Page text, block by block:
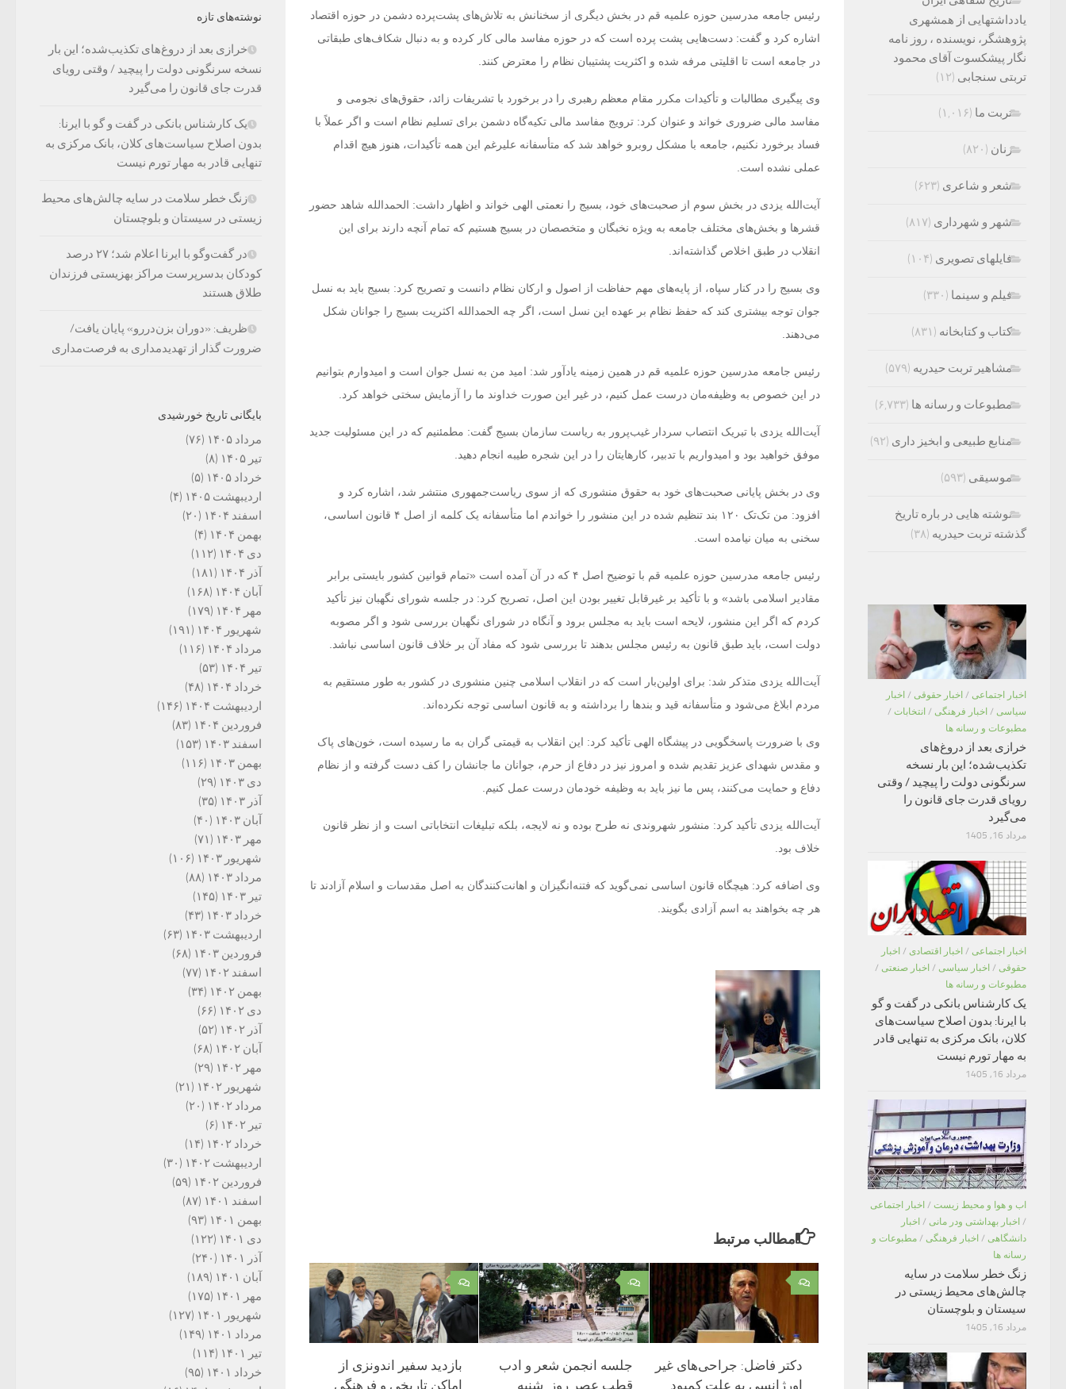
رئیس جامعه مدرسین حوزه علمیه قم در بخش دیگری از سخنانش به تلاش‌های پشت‌پرده دشمن در حوزه اقتصاد
اشاره کرد و گفت: دست‌هایی پشت پرده است که در حوزه مفاسد مالی کار کرده و به دنبال شکاف‌های طبقاتی
در جامعه است تا اقلیتی مرفه شده و اکثریت پشتیبان نظام را معترض کنند.
وی پیگیری مطالبات و تأکیدات مکرر مقام معظم رهبری را در برخورد با تشریفات زائد، حقوق‌های نجومی و
مفاسد مالی ضروری خواند و عنوان کرد: ترویج مفاسد مالی تکیه‌گاه دشمن برای تسلیم نظام است و اگر عملاً با
فساد برخورد نکنیم، جامعه با مشکل روبرو خواهد شد که متأسفانه علیرغم این همه تأکیدات، هنوز هیچ اقدام
عملی نشده است.
آیت‌الله یزدی در بخش سوم از صحبت‌های خود، بسیج را نعمتی الهی خواند و اظهار داشت: الحمدالله شاهد حضور
قشرها و بخش‌های مختلف جامعه به ویژه نخبگان و متخصصان در بسیج هستیم که تمام آنچه دارند برای این
انقلاب در طبق اخلاص گذاشته‌اند.
وی بسیج را در کنار سپاه، از پایه‌های مهم حفاظت از اصول و ارکان نظام دانست و تصریح کرد: بسیج باید به نسل
جوان توجه بیشتری کند که حفظ نظام بر عهده این نسل است، اگر چه الحمدالله اکثریت بسیج را جوانان شکل
می‌دهند.
رئیس جامعه مدرسین حوزه علمیه قم در همین زمینه یادآور شد: امید من به نسل جوان است و امیدوارم بتوانیم
در این خصوص به وظیفه‌مان درست عمل کنیم، در غیر این صورت خداوند ما را آزمایش سختی خواهد کرد.
آیت‌الله یزدی با تبریک انتصاب سردار غیب‌پرور به ریاست سازمان بسیج گفت: مطمئنیم که در این مسئولیت جدید
موفق خواهید بود و امیدواریم با تدبیر، کارهایتان را در این شجره طیبه انجام دهید.
وی در بخش پایانی صحبت‌های خود به حقوق منشوری که از سوی ریاست‌جمهوری منتشر شد، اشاره کرد و
افزود: من تک‌تک ۱۲۰ بند تنظیم شده در این منشور را خواندم اما متأسفانه یک کلمه از اصل ۴ قانون اساسی،
سخنی به میان نیامده است.
رئیس جامعه مدرسین حوزه علمیه قم با توضیح اصل ۴ که در آن آمده است «تمام قوانین کشور بایستی برابر
مقادیر اسلامی باشد» و با تأکید بر غیرقابل تغییر بودن این اصل، تصریح کرد: در جلسه شورای نگهبان نیز تأکید
کردم که اگر این منشور، لایحه است باید به مجلس برود و آنگاه در شورای نگهبان بررسی شود و اگر مصوبه
دولت است، باید طبق قانون به رئیس مجلس بدهند تا بررسی شود که مفاد آن بر خلاف قانون اساسی نباشد.
آیت‌الله یزدی متذکر شد: برای اولین‌بار است که در انقلاب اسلامی چنین منشوری در کشور به طور مستقیم به
مردم ابلاغ می‌شود و متأسفانه قید و بندها را برداشته و به قانون اساسی توجه نکرده‌اند.
وی با ضرورت پاسخگویی در پیشگاه الهی تأکید کرد: این انقلاب به قیمتی گران به ما رسیده است، خون‌های پاک
و مقدس شهدای عزیز تقدیم شده و امروز نیز در دفاع از حرم، جوانان ما جانشان را کف دست گرفته و از نظام
دفاع و حمایت می‌کنند، پس ما نیز باید به وظیفه خودمان درست عمل کنیم.
آیت‌الله یزدی تأکید کرد: منشور شهروندی نه طرح بوده و نه لایجه، بلکه تبلیغات انتخاباتی است و از نظر قانون
خلاف بود.
وی اضافه کرد: هیچگاه قانون اساسی نمی‌گوید که فتنه‌انگیزان و اهانت‌کنندگان به اصل مقدسات و اسلام آزادند تا
هر چه بخواهند به اسم آزادی بگویند.
مطالب مرتبط
۰
بازدید سفیر اندونزی از
اماکن تاریخی و فرهنگی
۰
جلسه انجمن شعر و ادب
قطب عصر روز شنبه
۰
دکتر فاضل: جراحی‌های غیر
اورژانسی به علت کمبود
نوشته‌های تازه
خرازی بعد از دروغ‌های تکذیب‌شده؛ این بار
نسخه سرنگونی دولت را پیچید / وقتی رویای
قدرت جای قانون را می‌گیرد
یک کارشناس بانکی در گفت و گو با ایرنا:
بدون اصلاح سیاست‌های کلان، بانک مرکزی به
تنهایی قادر به مهار تورم نیست
زنگ خطر سلامت در سایه چالش‌های محیط
زیستی در سیستان و بلوچستان
در گفت‌وگو با ایرنا اعلام شد؛ ۲۷ درصد
کودکان بدسرپرست مراکز بهزیستی فرزندان
طلاق هستند
ظریف: «دوران بزن‌دررو» پایان یافت/
ضرورت گذار از تهدیدمداری به فرصت‌مداری
بایگانی تاریخ خورشیدی
مرداد ۱۴۰۵
(۷۶)
تیر ۱۴۰۵
(۸)
خرداد ۱۴۰۵
(۵)
اردیبهشت ۱۴۰۵
(۴)
اسفند ۱۴۰۴
(۲۰)
بهمن ۱۴۰۴
(۴)
دی ۱۴۰۴
(۱۱۲)
آذر ۱۴۰۴
(۱۸۱)
آبان ۱۴۰۴
(۱۶۸)
مهر ۱۴۰۴
(۱۷۹)
شهریور ۱۴۰۴
(۱۹۱)
مرداد ۱۴۰۴
(۱۱۶)
تیر ۱۴۰۴
(۵۳)
خرداد ۱۴۰۴
(۴۸)
اردیبهشت ۱۴۰۴
(۱۴۶)
فروردین ۱۴۰۴
(۸۳)
اسفند ۱۴۰۳
(۱۵۳)
بهمن ۱۴۰۳
(۱۱۶)
دی ۱۴۰۳
(۲۹)
آذر ۱۴۰۳
(۳۵)
آبان ۱۴۰۳
(۴۰)
مهر ۱۴۰۳
(۷۱)
شهریور ۱۴۰۳
(۱۰۶)
مرداد ۱۴۰۳
(۸۸)
تیر ۱۴۰۳
(۱۴۵)
خرداد ۱۴۰۳
(۴۳)
اردیبهشت ۱۴۰۳
(۶۳)
فروردین ۱۴۰۳
(۶۸)
اسفند ۱۴۰۲
(۷۷)
بهمن ۱۴۰۲
(۳۴)
دی ۱۴۰۲
(۶۶)
آذر ۱۴۰۲
(۵۲)
آبان ۱۴۰۲
(۶۸)
مهر ۱۴۰۲
(۲۹)
شهریور ۱۴۰۲
(۲۱)
مرداد ۱۴۰۲
(۲۰)
تیر ۱۴۰۲
(۶)
خرداد ۱۴۰۲
(۱۴)
اردیبهشت ۱۴۰۲
(۳۰)
فروردین ۱۴۰۲
(۵۹)
اسفند ۱۴۰۱
(۸۷)
بهمن ۱۴۰۱
(۹۳)
دی ۱۴۰۱
(۱۲۲)
آذر ۱۴۰۱
(۲۴۰)
آبان ۱۴۰۱
(۱۸۹)
مهر ۱۴۰۱
(۱۷۵)
شهریور ۱۴۰۱
(۱۲۷)
مرداد ۱۴۰۱
(۱۴۹)
تیر ۱۴۰۱
(۱۱۴)
خرداد ۱۴۰۱
(۹۵)
یادداشتهایی از همشهری
پژوهشگر، نویسنده ، روز نامه
نگار پیشکسوت آقای محمود
تربتی سنجابی (۱۲)
تربت ما (۱,۰۱۶)
زنان (۸۲۰)
شعر و شاعری (۶۲۳)
شهر و شهرداری (۸۱۷)
فایلهای تصویری (۱۰۴)
فیلم و سینما (۳۳۰)
کتاب و کتابخانه (۸۳۱)
مشاهیر تربت حیدریه (۵۷۹)
مطبوعات و رسانه ها (۶,۷۳۳)
منابع طبیعی و ابخیز داری (۹۲)
موسیقی (۵۹۳)
نوشته هایی در باره تاریخ
گذشته تربت حیدریه (۳۸)
اخبار اجتماعی / اخبار حقوقی / اخبار
سیاسی / اخبار فرهنگی / انتخابات /
مطبوعات و رسانه ها
خرازی بعد از دروغ‌های
تکذیب‌شده؛ این بار نسخه
سرنگونی دولت را پیچید / وقتی
رویای قدرت جای قانون را
می‌گیرد
مرداد 16, 1405
اخبار اجتماعی / اخبار اقتصادی / اخبار
حقوقی / اخبار سیاسی / اخبار صنعتی /
مطبوعات و رسانه ها
یک کارشناس بانکی در گفت و گو
با ایرنا: بدون اصلاح سیاست‌های
کلان، بانک مرکزی به تنهایی قادر
به مهار تورم نیست
مرداد 16, 1405
اب و هوا و محیط زیست / اخبار اجتماعی
/ اخبار بهداشتی ودر مانی / اخبار
دانشگاهی / اخبار فرهنگی / مطبوعات و
رسانه ها
زنگ خطر سلامت در سایه
چالش‌های محیط زیستی در
سیستان و بلوچستان
مرداد 16, 1405